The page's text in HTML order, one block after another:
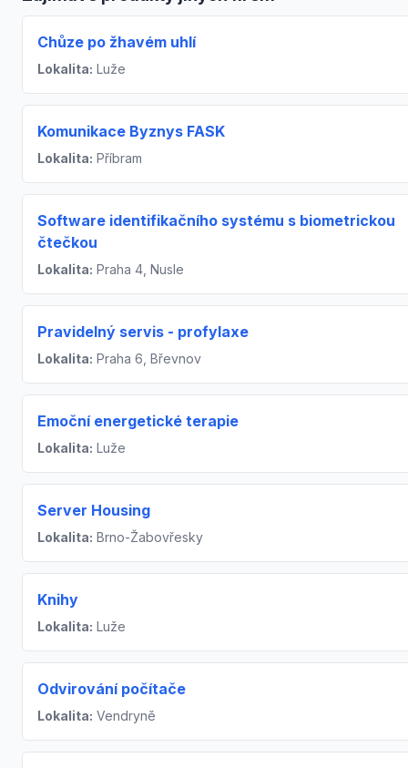
Chůze po žhavém uhlí
Lokalita: Luže
Komunikace Byznys FASK
Lokalita: Příbram
Software identifikačního systému s biometrickou
čtečkou
Lokalita: Praha 4, Nusle
Pravidelný servis - profylaxe
Lokalita: Praha 6, Břevnov
Emoční energetické terapie
Lokalita: Luže
Server Housing
Lokalita: Brno-Žabovřesky
Knihy
Lokalita: Luže
Odvirování počítače
Lokalita: Vendryně